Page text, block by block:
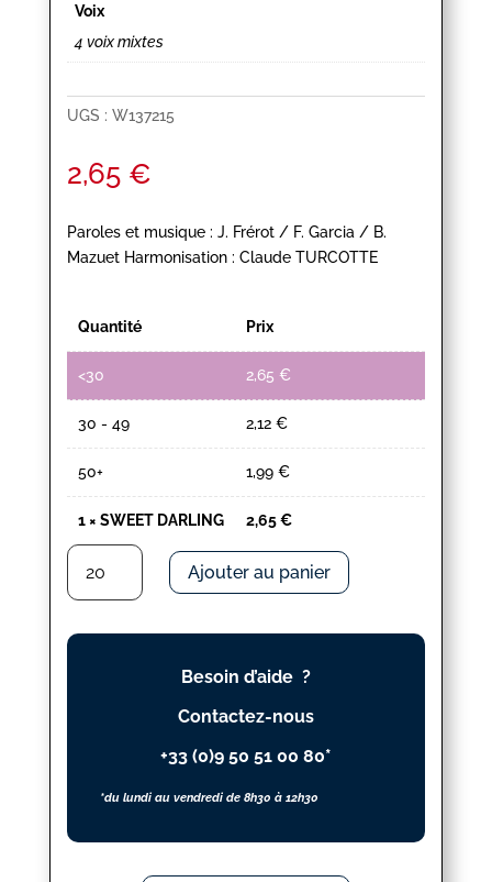
Voix
4 voix mixtes
UGS : W137215
2,65 €
Paroles et musique : J. Frérot / F. Garcia / B.
Mazuet Harmonisation : Claude TURCOTTE
Quantité Prix
<30 2,65 €
30 - 49 2,12 €
50+ 1,99 €
1× SWEET DARLING 2,65€
quantité
SWEET
DARLING
Ajouter au panier
Besoin d’aide ?
Contactez-nous
+33 (0)9 50 51 00 80*
*du lundi au vendredi de 8h30 à 12h30